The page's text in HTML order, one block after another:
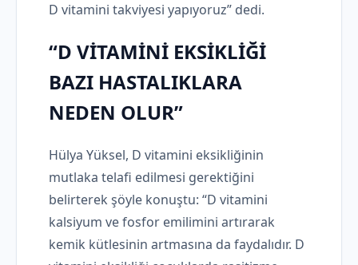
D vitamini takviyesi yapıyoruz” dedi.
“D VİTAMİNİ EKSİKLİĞİ
BAZI HASTALIKLARA
NEDEN OLUR”
Hülya Yüksel, D vitamini eksikliğinin
mutlaka telafi edilmesi gerektiğini
belirterek şöyle konuştu: “D vitamini
kalsiyum ve fosfor emilimini artırarak
kemik kütlesinin artmasına da faydalıdır. D